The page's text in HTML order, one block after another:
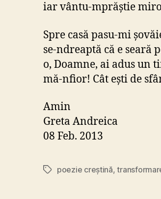
iar vântu-mprăştie
Spre casă pasu-mi
se-ndreaptă că e seară
o, Doamne, ai adus un
mă-nfior! Cât eşti de
Amin
Greta Andreica
08 Feb. 2013
Etichetepoezie creştină,